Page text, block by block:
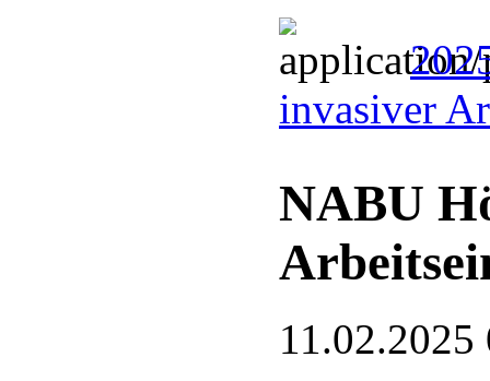
invasiver
NABU
11.02.2025